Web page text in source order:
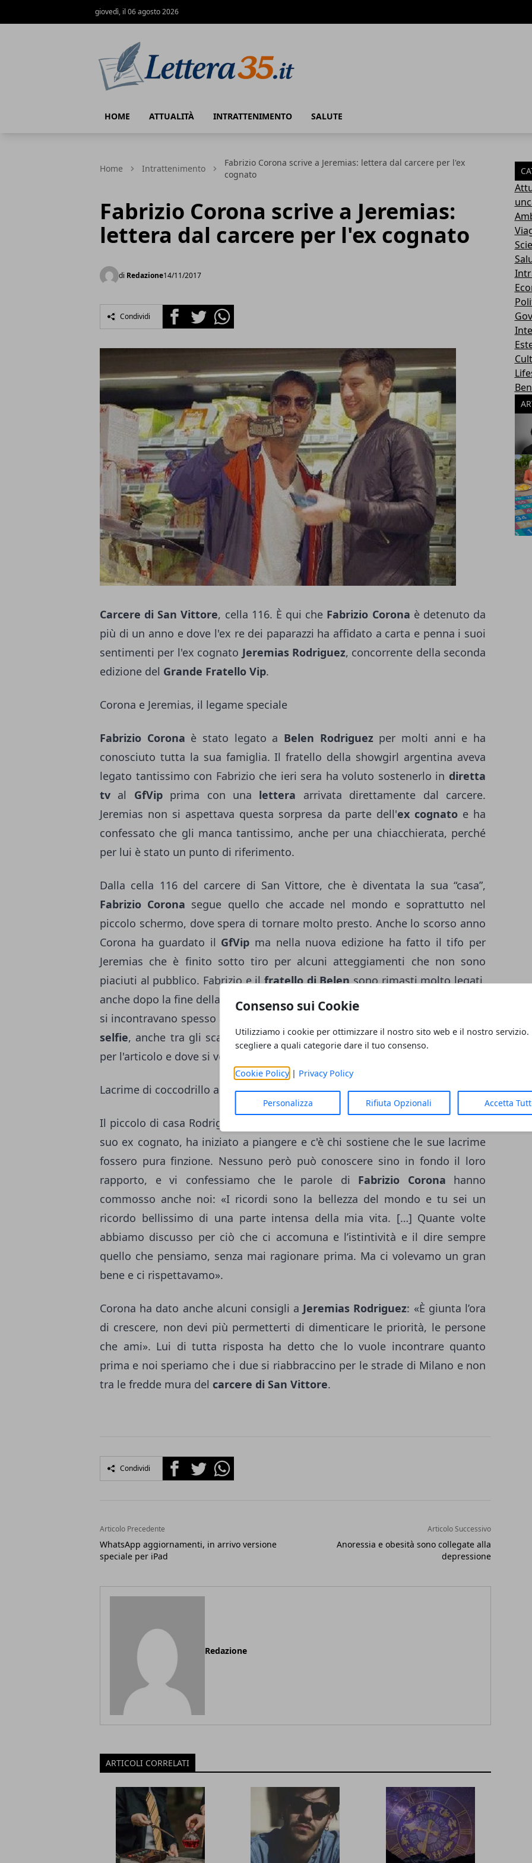
Consenso sui Cookie
Utilizziamo i cookie per ottimizzare il nostro sito web e il nostro servizio.
scegliere a quali categorie dare il tuo consenso.
Cookie Policy| Privacy Policy
Personalizza Rifiuta Opzionali Accetta
giovedì, il 06 agosto 2026
HOME ATTUALITÀ INTRATTENIMENTO SALUTE
Home Intrattenimento
Fabrizio Corona scrive a Jeremias: lettera dal carcere per l'ex
cognato
Fabrizio Corona scrive a Jeremias:
lettera dal carcere per l'ex cognato
di Redazione14/11/2017
Condividi FacebookTwitterWhatsapp
Carcere di San Vittore, cella 116. È qui che Fabrizio Corona è detenuto da
più di un anno e dove l'ex re dei paparazzi ha affidato a carta e penna i suoi
sentimenti per l'ex cognato Jeremias Rodriguez, concorrente della seconda
edizione del Grande Fratello Vip.
Corona e Jeremias, il legame speciale
Fabrizio Corona è stato legato a Belen Rodriguezper molti anni e ha
conosciuto tutta la sua famiglia. Il fratello della showgirl argentina aveva
legato tantissimo con Fabrizio che ieri sera ha voluto sostenerlo in diretta
tv al GfVipprima con una lettera arrivata direttamente dal carcere.
Jeremias non si aspettava questa sorpresa da parte dell'ex cognatoe ha
confessato che gli manca tantissimo, anche per una chiacchierata, perché
per lui è stato un punto di riferimento.
Dalla cella 116 del carcere di San Vittore, che è diventata la sua “casa”,
Fabrizio Corona segue quello che accade nel mondo e soprattutto nel
piccolo schermo, dove spera di tornare molto presto. Anche lo scorso anno
Corona ha guardato il GfVip ma nella nuova edizione ha fatto il tifo per
Jeremias che è finito sotto tiro per alcuni atteggiamenti che non sono
piaciuti al pubblico. Fabrizio e ilfratello di Belensono rimasti molto legati,
anche dopo la fine della relazione con la showgirl. Quando Corona era libero
si incontravano spesso a Milano e ogni occasione era buona per scattare un
selfie, anche tra gli scaffali del supermercato, come mostra la foto scelta
per l'articolo e dove si vede tutta la loro complicità.
Lacrime di coccodrillo al GfVip, Jeremias Rodriguez sotto accusa
Il piccolo di casa Rodriguez, mentre ascoltava le parole scritte di pugno dal
suo ex cognato, ha iniziato a piangere e c'è chi sostiene che le sue lacrime
fossero pura finzione. Nessuno però può conoscere sino in fondo il loro
rapporto, e vi confessiamo che le parole di Fabrizio Corona hanno
commosso anche noi: «I ricordi sono la bellezza del mondo e tu sei un
ricordo bellissimo di una parte intensa della mia vita. […] Quante volte
abbiamo discusso per ciò che ci accomuna e l’istintività e il dire sempre
quello che pensiamo, senza mai ragionare prima. Ma ci volevamo un gran
bene e ci rispettavamo».
Corona ha dato anche alcuni consigli a Jeremias Rodriguez: «È giunta l’ora
di crescere, non devi più permetterti di dimenticare le priorità, le persone
che ami». Lui di tutta risposta ha detto che lo vuole incontrare quanto
prima e noi speriamo che i due si riabbraccino per le strade di Milano e non
tra le fredde mura del carcere di San Vittore.
Condividi FacebookTwitterWhatsapp
Articolo Precedente
WhatsApp aggiornamenti, in arrivo versione
speciale per iPad
Articolo Successivo
Anoressia e obesità sono collegate alla
depressione
Redazione
ARTICOLI CORRELATI